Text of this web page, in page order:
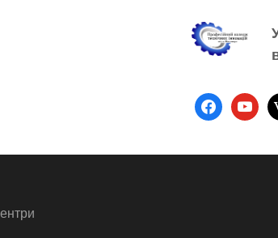
facebook